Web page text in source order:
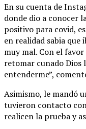
En su cuenta de
donde dio a conocer
positivo para covid,
en realidad sabia que
muy mal. Con el
retomar cunado Dios
entenderme”,
Asimismo, le mandó
tuvieron contacto
realicen la prueba y